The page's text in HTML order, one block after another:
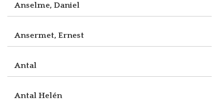
Anselme, Daniel
Ansermet, Ernest
Antal
Antal Helén